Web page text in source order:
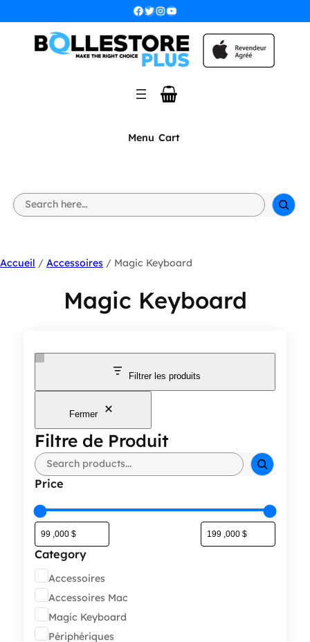
Facebook Twitter InstagramYouTube
Menu Cart
S
e
h
Accueil / Accessoires / Magic Keyboard
Magic Keyboard
Filtrer les produits
Fermer
Filtre de Produit
Rechercher
Price
Category
Catégorie
Accessoires
Accessoires Mac
Magic Keyboard
Périphériques